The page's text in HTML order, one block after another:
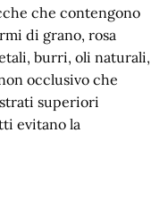
che contengono
di grano, rosa
burri, oli naturali,
occlusivo che
superiori
evitano la